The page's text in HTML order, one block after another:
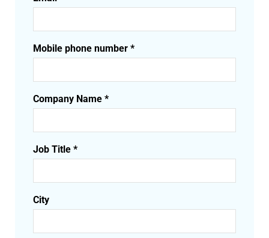
Mobile phone number *
Company Name *
Job Title *
City